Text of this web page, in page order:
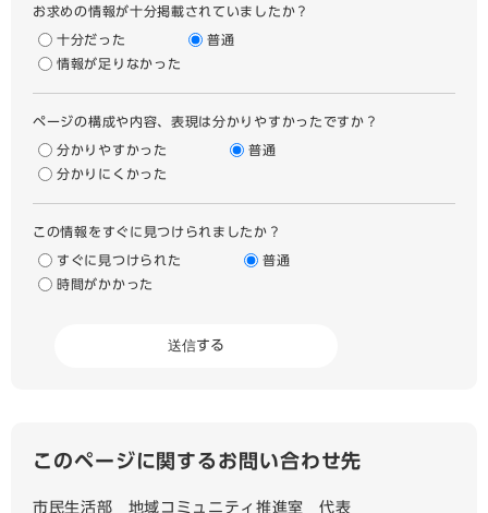
お求めの情報が十分掲載されていましたか？
十分だった
普通
情報が足りなかった
ページの構成や内容、表現は分かりやすかったですか？
分かりやすかった
普通
分かりにくかった
この情報をすぐに見つけられましたか？
すぐに見つけられた
普通
時間がかかった
このページに関するお問い合わせ先
市民生活部 地域コミュニティ推進室 代表